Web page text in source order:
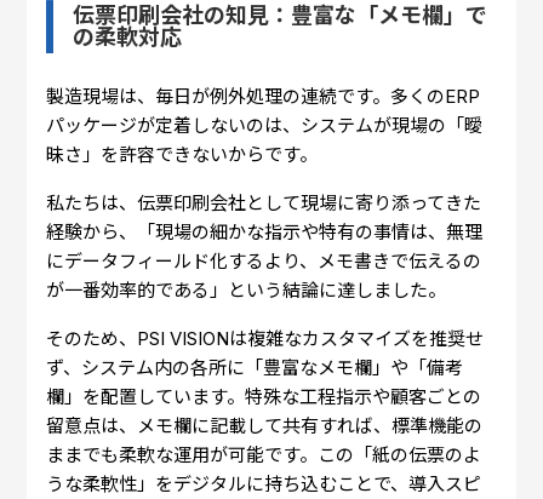
伝票印刷会社の知見：豊富な「メモ欄」で
の柔軟対応
製造現場は、毎日が例外処理の連続です。多くのERP
パッケージが定着しないのは、システムが現場の「曖
昧さ」を許容できないからです。
私たちは、伝票印刷会社として現場に寄り添ってきた
経験から、「現場の細かな指示や特有の事情は、無理
にデータフィールド化するより、メモ書きで伝えるの
が一番効率的である」という結論に達しました。
そのため、PSI VISIONは複雑なカスタマイズを推奨せ
ず、システム内の各所に「豊富なメモ欄」や「備考
欄」を配置しています。特殊な工程指示や顧客ごとの
留意点は、メモ欄に記載して共有すれば、標準機能の
ままでも柔軟な運用が可能です。この「紙の伝票のよ
うな柔軟性」をデジタルに持ち込むことで、導入スピ